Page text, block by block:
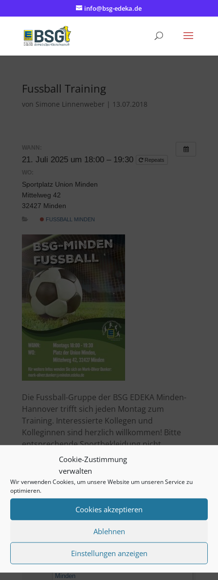
Cookie-Zustimmung
verwalten
Wir verwenden Cookies, um unsere Website um unseren Service zu
optimieren.
Cookies akzeptieren
Ablehnen
Einstellungen anzeigen
info@bsg-edeka.de
Fussball Training
von Simone Linnenweber | 13.07.2018
WANN:
21. Juli 2025 um 18:00 – 19:30 Repeats
WO:
Sportplatz Union Minden
Mittelweg 42
32427 Minden
FUSSBALL MINDEN
Die Fussball-Gruppe der BSG EDEKA Minden-
Hannover trifft sich jeden Montag zum
Training. Interessierte Kollegen und
Kolleginnen sind herzlich willkommen! Bitte
entsprechende Sportbekleidung nicht
vergessen.
Kommende Termine
2026
16:30Boule Training@ Kirche
Kuhlenkamp/Minderheide
16:30Tischtennis Training@ EDEKA Campus
Minden
Minden